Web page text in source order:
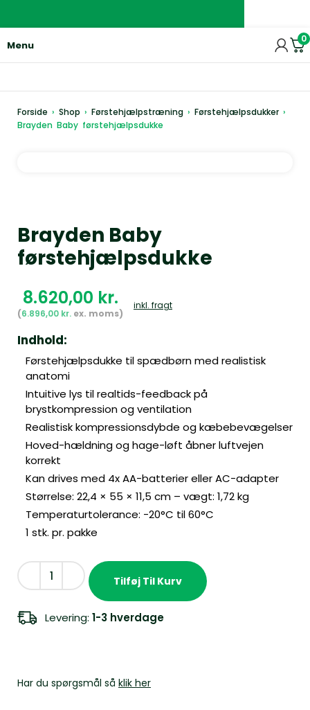
Menu 0
Forside › Shop › Førstehjælpstræning › Førstehjælpsdukker ›
Brayden Baby førstehjælpsdukke
Brayden Baby
førstehjælpsdukke
kr.
6.896,00 kr.
inkl. fragt
Indhold:
Førstehjælpsdukke til spædbørn med realistisk
anatomi
Intuitive lys til realtids-feedback på
brystkompression og ventilation
Realistisk kompressionsdybde og kæbebevægelser
Hoved-hældning og hage-løft åbner luftvejen
korrekt
Kan drives med 4x AA-batterier eller AC-adapter
Størrelse: 22,4 × 55 × 11,5 cm – vægt: 1,72 kg
Temperaturtolerance: -20°C til 60°C
1 stk. pr. pakke
Tilføj Til Kurv
Levering: 1-3 hverdage
Har du spørgsmål så klik her